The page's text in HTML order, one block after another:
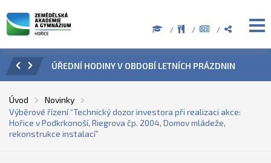
ÚŘEDNÍ HODINY V OBDOBÍ LETNÍCH PRÁZDNIN
Úvod
Novinky
Výběrové řízení “Technický dozor investora při realizaci akce:
Hořice v Podkrkonoší, Riegrova čp. 2004, Domov mládeže,
rekonstrukce instalací”